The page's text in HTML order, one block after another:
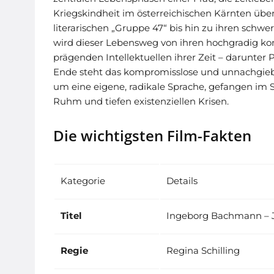
Kriegskindheit im österreichischen Kärnten
literarischen „Gruppe 47“ bis hin zu ihren
wird dieser Lebensweg von ihren hochgradig
prägenden Intellektuellen ihrer Zeit – darunter
Ende steht das kompromisslose und
um eine eigene, radikale Sprache, gefangen
Ruhm und tiefen existenziellen Krisen.
Die wichtigsten Film-Fakten
Kategorie Details
Titel Ingeborg Bachmann –
Regie Regina Schilling